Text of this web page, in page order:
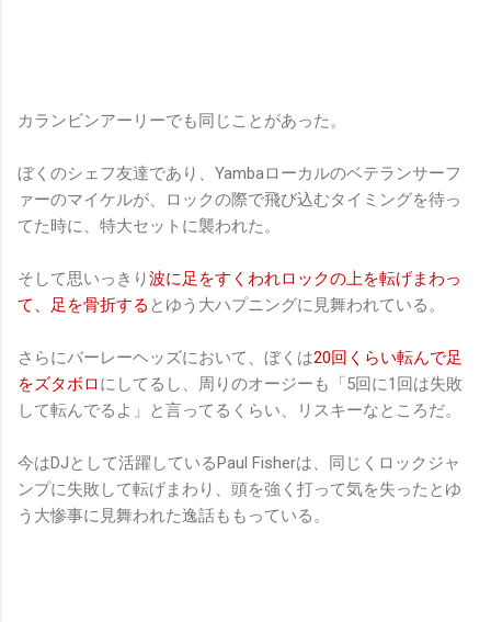
カランビンアーリーでも同じことがあった。
ぼくのシェフ友達であり、Yambaローカルのベテランサーフ
ァーのマイケルが、ロックの際で飛び込むタイミングを待っ
てた時に、特大セットに襲われた。
そして思いっきり 波に足をすくわれロックの上を転げまわっ
て、足を骨折する とゆう大ハプニングに見舞われている。
さらにバーレーヘッズにおいて、ぼくは20回くらい転んで足
をズタボロにしてるし、周りのオージーも「5回に1回は失敗
して転んでるよ」と言ってるくらい、リスキーなところだ。
今はDJとして活躍しているPaul Fisherは、同じくロックジャ
ンプに失敗して転げまわり、頭を強く打って気を失ったとゆ
う大惨事に見舞われた逸話ももっている。